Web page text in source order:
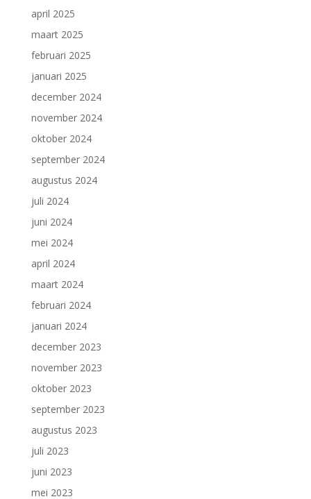
april 2025
maart 2025
februari 2025
januari 2025
december 2024
november 2024
oktober 2024
september 2024
augustus 2024
juli 2024
juni 2024
mei 2024
april 2024
maart 2024
februari 2024
januari 2024
december 2023
november 2023
oktober 2023
september 2023
augustus 2023
juli 2023
juni 2023
mei 2023